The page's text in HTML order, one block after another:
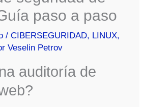
paso a paso
/CIBERSEGURIDAD, LINUX,
Veselin Petrov
auditoría de